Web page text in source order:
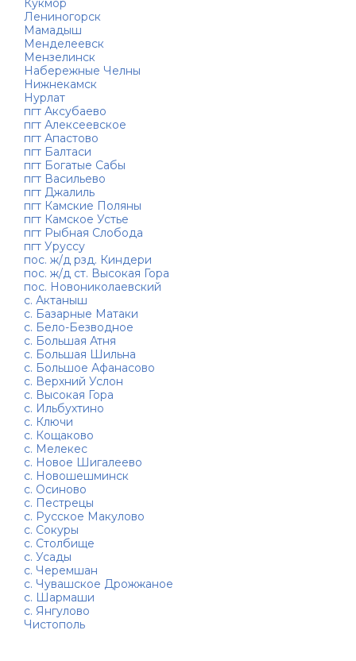
Кукмор
Лениногорск
Мамадыш
Менделеевск
Мензелинск
Набережные Челны
Нижнекамск
Нурлат
пгт Аксубаево
пгт Алексеевское
пгт Апастово
пгт Балтаси
пгт Богатые Сабы
пгт Васильево
пгт Джалиль
пгт Камские Поляны
пгт Камское Устье
пгт Рыбная Слобода
пгт Уруссу
пос. ж/д рзд. Киндери
пос. ж/д ст. Высокая Гора
пос. Новониколаевский
с. Актаныш
с. Базарные Матаки
с. Бело-Безводное
с. Большая Атня
с. Большая Шильна
с. Большое Афанасово
с. Верхний Услон
с. Высокая Гора
с. Ильбухтино
с. Ключи
с. Кощаково
с. Мелекес
с. Новое Шигалеево
с. Новошешминск
с. Осиново
с. Пестрецы
с. Русское Макулово
с. Сокуры
с. Столбище
с. Усады
с. Черемшан
с. Чувашское Дрожжаное
с. Шармаши
с. Янгулово
Чистополь